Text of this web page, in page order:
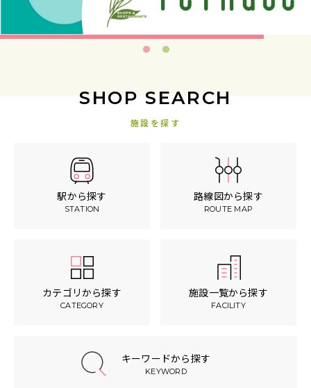
SHOP SEARCH
施設を探す
駅から探す
STATION
路線図から探す
ROUTE MAP
カテゴリから探す
CATEGORY
施設一覧から探す
FACILITY
キーワードから探す
KEYWORD